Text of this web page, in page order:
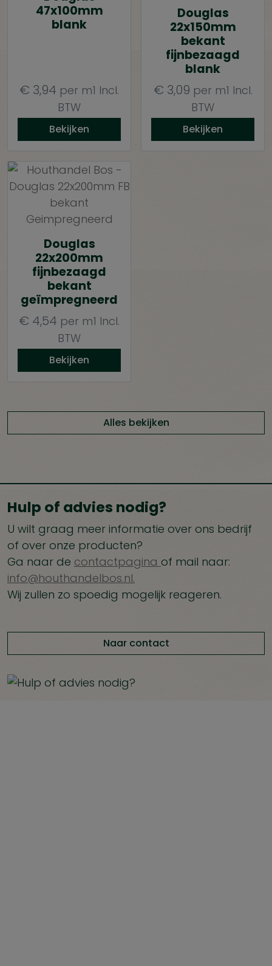
47x100mm
blank
€ 3,94 per m1 Incl.
BTW
Bekijken
Douglas
22x150mm
bekant
fijnbezaagd
blank
€ 3,09 per m1 Incl.
BTW
Bekijken
Douglas
22x200mm
fijnbezaagd
bekant
geïmpregneerd
€ 4,54 per m1 Incl.
BTW
Bekijken
Alles bekijken
Hulp of advies nodig?
U wilt graag meer informatie over ons bedrijf
of over onze producten?
Ga naar de contactpagina of mail naar:
info@houthandelbos.nl.
Wij zullen zo spoedig mogelijk reageren.
Naar contact